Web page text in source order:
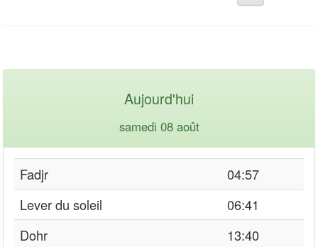
Aujourd'hui
samedi 08 août
Fadjr
04:57
Lever du soleil
06:41
Dohr
13:40